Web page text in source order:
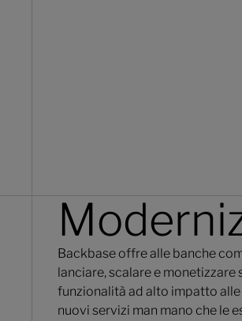
Backbase offre alle banche
lanciare, scalare e
funzionalità ad alto impatto
nuovi servizi man mano che le